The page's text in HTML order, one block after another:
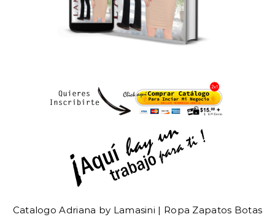
Catalogo Adriana by Lamasini | Ropa Zapatos Botas